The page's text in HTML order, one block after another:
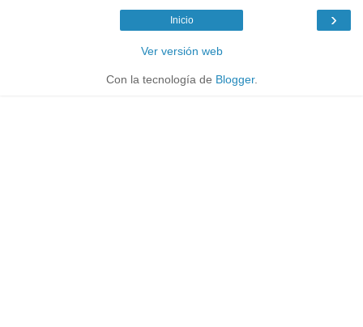
›
Inicio
Ver versión web
Con la tecnología de Blogger.